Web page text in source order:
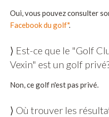
Oui, vous pouvez consulter
Facebook du golf".
⟩ Est-ce que le "Golf
Vexin" est un golf
Non, ce golf n'est pas privé.
⟩ Où trouver les